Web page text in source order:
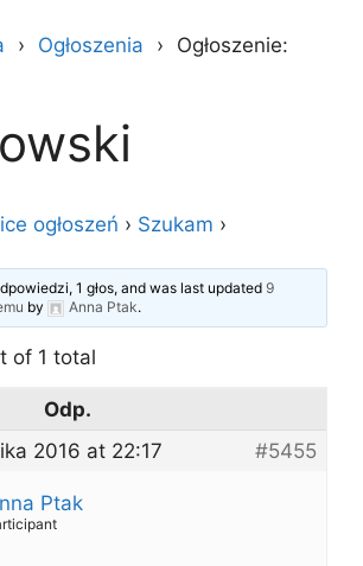
Ogłoszenia
Ogłoszenie:
ogłoszeń › Szukam ›
1 głos, and was last updated9
by Anna Ptak.
of 1 total
Odp.
2016 at 22:17
#5455
Ptak